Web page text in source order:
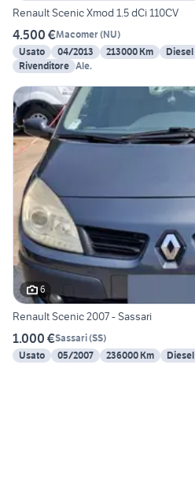
Renault Scenic Xmod 1.5 dCi 110CV
4.500 €Macomer(NU)
Usato
04/2013 213000 Km Diesel
Rivenditore Ale.
6
Renault Scenic 2007 - Sassari
1.000 €Sassari(SS)
Usato
05/2007 236000 Km Diesel